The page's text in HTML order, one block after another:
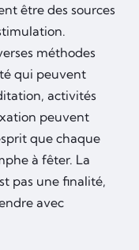
être des sources
méthodes
qui peuvent
activités
peuvent
que chaque
à fêter. La
pas une finalité,
avec